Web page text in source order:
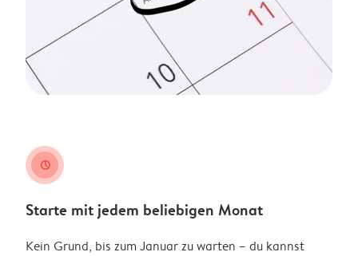
clock
Starte mit jedem beliebigen Monat
Kein Grund, bis zum Januar zu warten – du kannst